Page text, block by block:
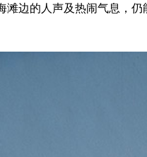
边的人声及热闹气息，仍